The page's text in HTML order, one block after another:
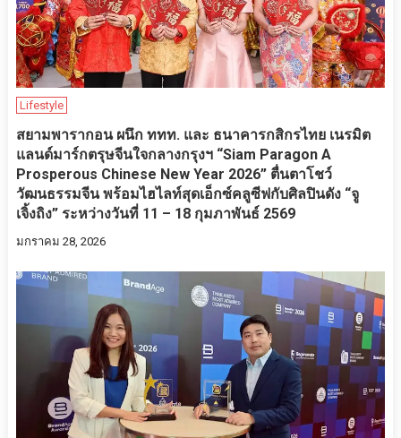
Lifestyle
สยามพารากอน ผนึก ททท. และ ธนาคารกสิกรไทย เนรมิต
แลนด์มาร์กตรุษจีนใจกลางกรุงฯ “Siam Paragon A
Prosperous Chinese New Year 2026” ตื่นตาโชว์
วัฒนธรรมจีน พร้อมไฮไลท์สุดเอ็กซ์คลูซีฟกับศิลปินดัง “จู
เจิ้งถิง” ระหว่างวันที่ 11 – 18 กุมภาพันธ์ 2569
มกราคม 28, 2026